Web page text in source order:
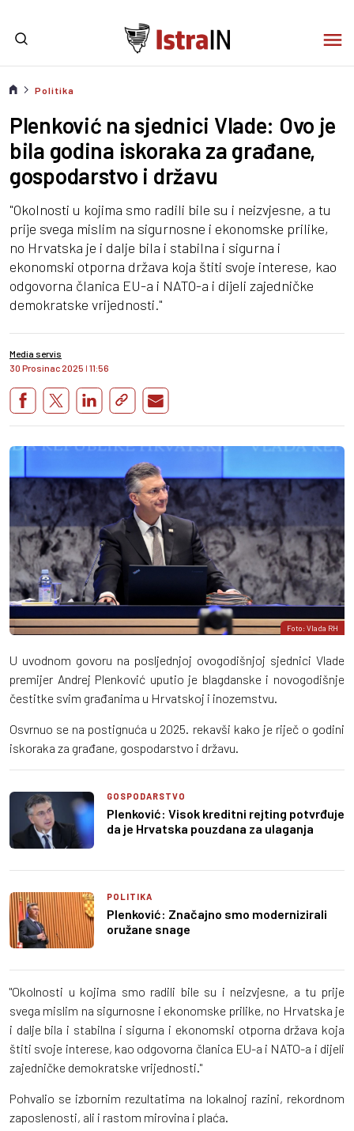
Politika
Plenković na sjednici Vlade: Ovo je
bila godina iskoraka za građane,
gospodarstvo i državu
"Okolnosti u kojima smo radili bile su i neizvjesne, a tu
prije svega mislim na sigurnosne i ekonomske prilike,
no Hrvatska je i dalje bila i stabilna i sigurna i
ekonomski otporna država koja štiti svoje interese, kao
odgovorna članica EU-a i NATO-a i dijeli zajedničke
demokratske vrijednosti."
Media servis
30 Prosinac 2025 I 11:56
Foto: Vlada RH
U uvodnom govoru na posljednjoj ovogodišnjoj sjednici Vlade
premijer Andrej Plenković uputio je blagdanske i novogodišnje
čestitke svim građanima u Hrvatskoj i inozemstvu.
Osvrnuo se na postignuća u 2025. rekavši kako je riječ o godini
iskoraka za građane, gospodarstvo i državu.
GOSPODARSTVO
Plenković: Visok kreditni rejting potvrđuje
da je Hrvatska pouzdana za ulaganja
POLITIKA
Plenković: Značajno smo modernizirali
oružane snage
"Okolnosti u kojima smo radili bile su i neizvjesne, a tu prije
svega mislim na sigurnosne i ekonomske prilike, no Hrvatska je
i dalje bila i stabilna i sigurna i ekonomski otporna država koja
štiti svoje interese, kao odgovorna članica EU-a i NATO-a i dijeli
zajedničke demokratske vrijednosti."
Pohvalio se izbornim rezultatima na lokalnoj razini, rekordnom
zaposlenosti, ali i rastom mirovina i plaća.